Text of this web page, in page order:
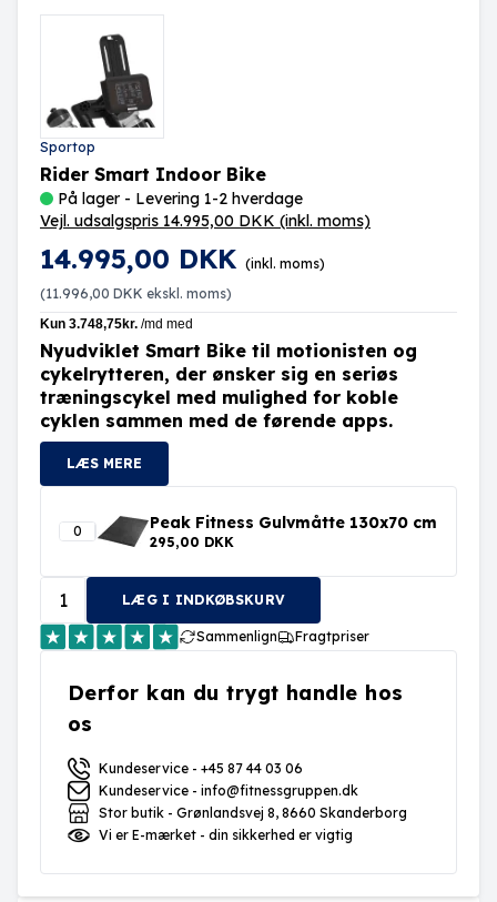
Sportop
Rider Smart Indoor Bike
På lager - Levering 1-2 hverdage
Vejl. udsalgspris 14.995,00 DKK (inkl. moms)
14.995,00 DKK (inkl. moms)
(11.996,00 DKK ekskl. moms)
Nyudviklet Smart Bike til motionisten og
cykelrytteren, der ønsker sig en seriøs
træningscykel med mulighed for koble
cyklen sammen med de førende apps.
LÆS MERE
Peak Fitness Gulvmåtte 130x70 cm
295,00 DKK
LÆG I INDKØBSKURV
Sammenlign Fragtpriser
Derfor kan du trygt handle hos
os
Kundeservice - +45 87 44 03 06
Kundeservice - info@fitnessgruppen.dk
Stor butik - Grønlandsvej 8, 8660 Skanderborg
Vi er E-mærket - din sikkerhed er vigtig